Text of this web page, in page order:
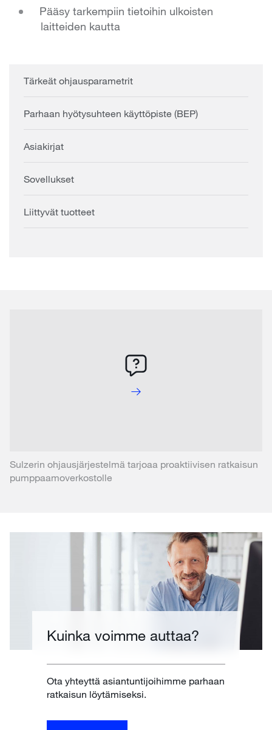
Pääsy tarkempiin tietoihin ulkoisten
laitteiden kautta
Tärkeät ohjausparametrit
Parhaan hyötysuhteen käyttöpiste (BEP)
Asiakirjat
Sovellukset
Liittyvät tuotteet
Sulzerin ohjausjärjestelmä tarjoaa proaktiivisen ratkaisun
pumppaamoverkostolle
Kuinka voimme auttaa?
Ota yhteyttä asiantuntijoihimme parhaan
ratkaisun löytämiseksi.